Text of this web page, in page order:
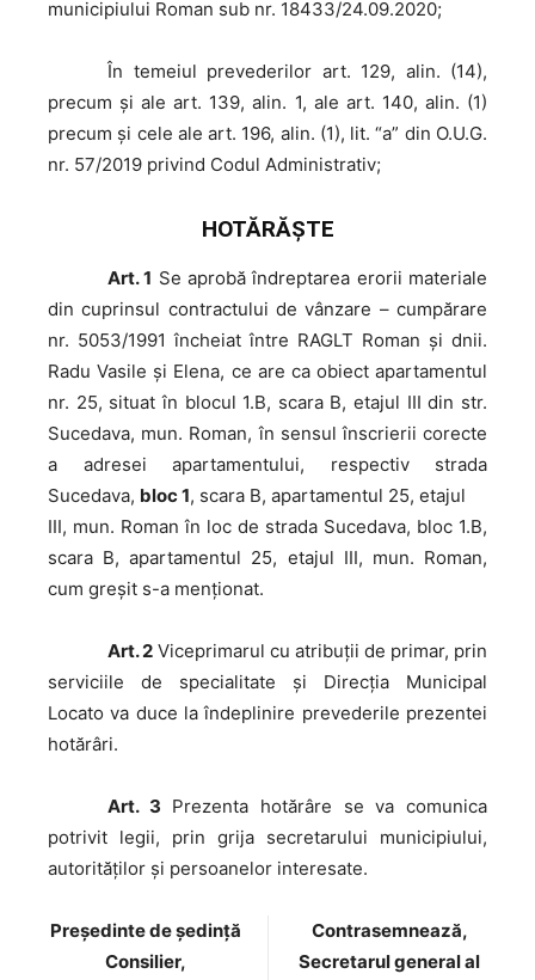
municipiului Roman sub nr. 18433/24.09.2020;
În temeiul prevederilor art. 129, alin. (14),
precum şi ale art. 139, alin. 1, ale art. 140, alin. (1)
precum și cele ale art. 196, alin. (1), lit. “a” din O.U.G.
nr. 57/2019 privind Codul Administrativ;
HOTĂRĂŞTE
Art. 1 Se aprobă îndreptarea erorii materiale
din cuprinsul contractului de vânzare – cumpărare
nr. 5053/1991 încheiat între RAGLT Roman și dnii.
Radu Vasile și Elena, ce are ca obiect apartamentul
nr. 25, situat în blocul 1.B, scara B, etajul III din str.
Sucedava, mun. Roman, în sensul înscrierii corecte
a adresei apartamentului, respectiv strada
Sucedava, bloc 1, scara B, apartamentul 25, etajul
III, mun. Roman în loc de strada Sucedava, bloc 1.B,
scara B, apartamentul 25, etajul III, mun. Roman,
cum greșit s-a menționat.
Art. 2 Viceprimarul cu atribuții de primar, prin
serviciile de specialitate și Direcția Municipal
Locato va duce la îndeplinire prevederile prezentei
hotărâri.
Art. 3 Prezenta hotărâre se va comunica
potrivit legii, prin grija secretarului municipiului,
autorităţilor şi persoanelor interesate.
Preşedinte de şedinţă
Consilier,
Contrasemnează,
Secretarul general al